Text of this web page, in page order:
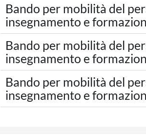
Bando per mobilità del
insegnamento e
Bando per mobilità del
insegnamento e
Bando per mobilità del
insegnamento e